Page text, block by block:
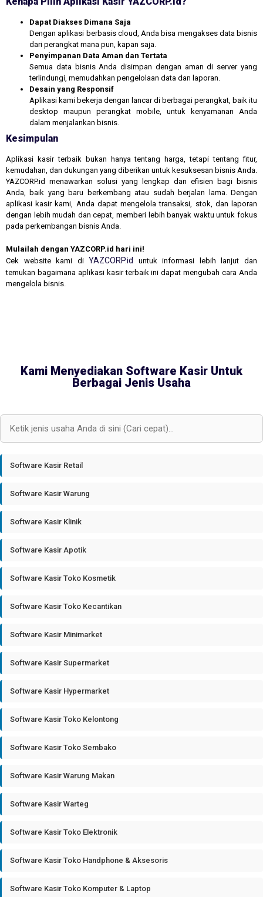
Dapat Diakses Dimana Saja
Dengan aplikasi berbasis cloud, Anda bisa mengakses data bisnis
dari perangkat mana pun, kapan saja.
Penyimpanan Data Aman dan Tertata
Semua data bisnis Anda disimpan dengan aman di server yang
terlindungi, memudahkan pengelolaan data dan laporan.
Desain yang Responsif
Aplikasi kami bekerja dengan lancar di berbagai perangkat, baik itu
desktop maupun perangkat mobile, untuk kenyamanan Anda
dalam menjalankan bisnis.
Kesimpulan
Aplikasi kasir terbaik bukan hanya tentang harga, tetapi tentang fitur,
kemudahan, dan dukungan yang diberikan untuk kesuksesan bisnis Anda.
YAZCORP.id menawarkan solusi yang lengkap dan efisien bagi bisnis
Anda, baik yang baru berkembang atau sudah berjalan lama. Dengan
aplikasi kasir kami, Anda dapat mengelola transaksi, stok, dan laporan
dengan lebih mudah dan cepat, memberi lebih banyak waktu untuk fokus
pada perkembangan bisnis Anda.
Mulailah dengan YAZCORP.id hari ini!
Cek website kami di YAZCORP.id
untuk informasi lebih lanjut dan
temukan bagaimana aplikasi kasir terbaik ini dapat mengubah cara Anda
mengelola bisnis.
Kami Menyediakan Software Kasir Untuk
Berbagai Jenis Usaha
Software Kasir Retail
Software Kasir Warung
Software Kasir Klinik
Software Kasir Apotik
Software Kasir Toko Kosmetik
Software Kasir Toko Kecantikan
Software Kasir Minimarket
Software Kasir Supermarket
Software Kasir Hypermarket
Software Kasir Toko Kelontong
Software Kasir Toko Sembako
Software Kasir Warung Makan
Software Kasir Warteg
Software Kasir Toko Elektronik
Software Kasir Toko Handphone & Aksesoris
Software Kasir Toko Komputer & Laptop